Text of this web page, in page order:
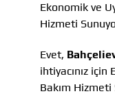
Ekonomik ve
Hizmeti
Evet,
ihtiyacınız için
Bakım Hizmeti